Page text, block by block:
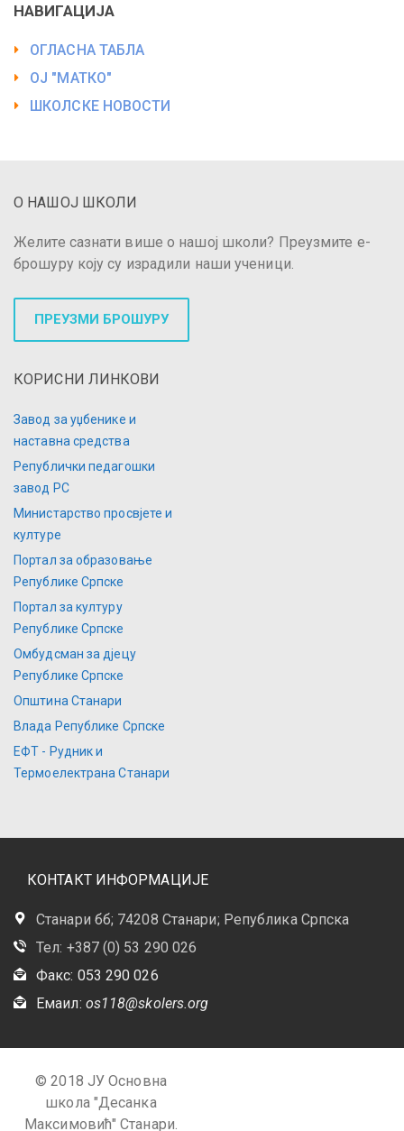
НАВИГАЦИЈА
ОГЛАСНА ТАБЛА
ОЈ "МАТКО"
ШКОЛСКЕ НОВОСТИ
О НАШОЈ ШКОЛИ
Желите сазнати више о нашој школи? Преузмите е-
брошуру коју су израдили наши ученици.
ПРЕУЗМИ БРОШУРУ
КОРИСНИ ЛИНКОВИ
Завод за уџбенике и
наставна средства
Републички педагошки
завод РС
Министарство просвјете и
културе
Портал за образовање
Републике Српске
Портал за културу
Републике Српске
Омбудсман за дјецу
Републике Српске
Општина Станари
Влада Републике Српске
ЕФТ - Рудник и
Термоелектрана Станари
КОНТАКТ ИНФОРМАЦИЈЕ
Станари бб; 74208 Станари; Република Српска
Тел: +387 (0) 53 290 026
Факс: 053 290 026
Емаил: os118@skolers.org
© 2018 ЈУ Основна
школа "Десанка
Максимовић" Станари.